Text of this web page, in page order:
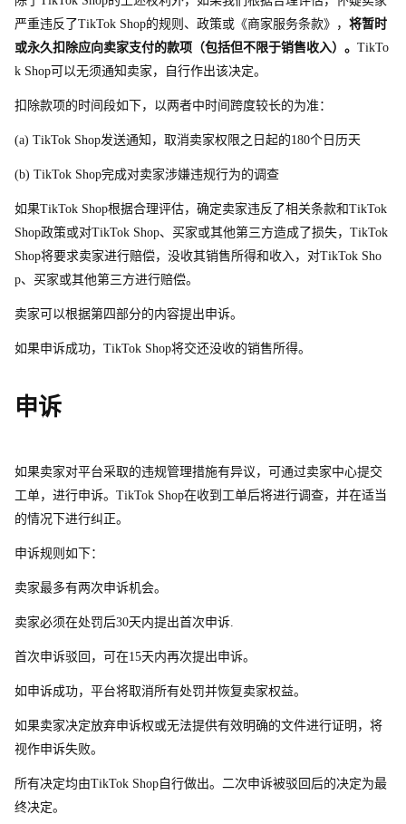
严重违反 了TikTok Shop的规则、政策或《商家服务条款》， 将暂时
或永久扣除应向卖家支付的款项（包括但不限于销售收入）。 TikTo
k Shop可以无须通知卖家，自行作出该决定。
扣除款项的时间段如下，以两者中时间跨度较长的为准：
(a) TikTok Shop发送通知，取消卖家权限之日起的180个日历天
(b) TikTok Shop完成对卖家涉嫌违规行为的调查
如果TikTok Shop根据合理评估，确定卖家违反了相关条款和TikTok
Shop政策或对TikTok Shop、买家或其他第三方造成了损失，TikTok
Shop将要求卖家进行赔偿，没收其销售所得和收入， 对TikTok Sho
p、买家或其他第三方进行赔偿。
卖家可以根据第四部分的内容提出申诉。
如果申诉成功，TikTok Shop将交还没收的销售所得。
申诉
如果卖家对平台采取的违规管理措施有异议，可通过卖家中心提交
工单，进行申诉。TikTok Shop在收到工单后将进行调查，并在适当
的情况下进行纠正。
申诉规则如下：
卖家最多有两次申诉机会。
卖家必须在处罚后30天内提出首次申诉.
首次申诉驳回，可 在15天内再次提出申诉。
如申诉成功，平台将取消所有处罚并恢复卖家权益。
如果卖家决定放弃申诉权或无法提供有效明确的文件进行证明，将
视作申诉失败。
所有决定均由TikTok Shop 自行做出。二次申诉被驳回后的决定为最
终决定。